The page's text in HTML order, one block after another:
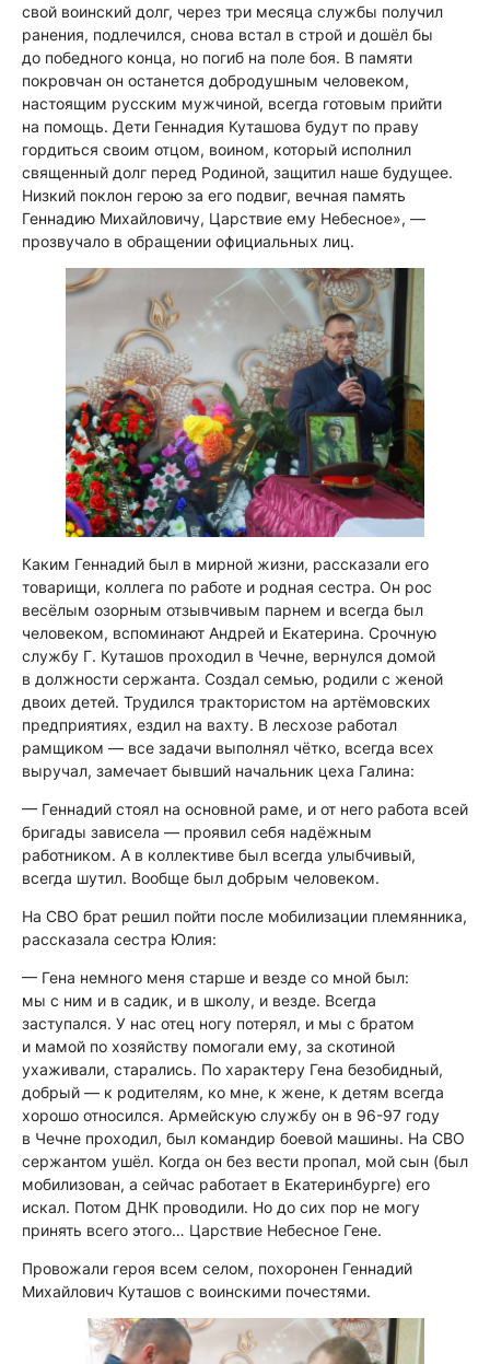
свой воинский долг, через три месяца службы получил
ранения, подлечился, снова встал в строй и дошёл бы
до победного конца, но погиб на поле боя. В памяти
покровчан он останется добродушным человеком,
настоящим русским мужчиной, всегда готовым прийти
на помощь. Дети Геннадия Куташова будут по праву
гордиться своим отцом, воином, который исполнил
священный долг перед Родиной, защитил наше будущее.
Низкий поклон герою за его подвиг, вечная память
Геннадию Михайловичу, Царствие ему Небесное», —
прозвучало в обращении официальных лиц.
Каким Геннадий был в мирной жизни, рассказали его
товарищи, коллега по работе и родная сестра. Он рос
весёлым озорным отзывчивым парнем и всегда был
человеком, вспоминают Андрей и Екатерина. Срочную
службу Г. Куташов проходил в Чечне, вернулся домой
в должности сержанта. Создал семью, родили с женой
двоих детей. Трудился трактористом на артёмовских
предприятиях, ездил на вахту. В лесхозе работал
рамщиком — все задачи выполнял чётко, всегда всех
выручал, замечает бывший начальник цеха Галина:
— Геннадий стоял на основной раме, и от него работа всей
бригады зависела — проявил себя надёжным
работником. А в коллективе был всегда улыбчивый,
всегда шутил. Вообще был добрым человеком.
На СВО брат решил пойти после мобилизации племянника,
рассказала сестра Юлия:
— Гена немного меня старше и везде со мной был:
мы с ним и в садик, и в школу, и везде. Всегда
заступался. У нас отец ногу потерял, и мы с братом
и мамой по хозяйству помогали ему, за скотиной
ухаживали, старались. По характеру Гена безобидный,
добрый — к родителям, ко мне, к жене, к детям всегда
хорошо относился. Армейскую службу он в 96-97 году
в Чечне проходил, был командир боевой машины. На СВО
сержантом ушёл. Когда он без вести пропал, мой сын (был
мобилизован, а сейчас работает в Екатеринбурге) его
искал. Потом ДНК проводили. Но до сих пор не могу
принять всего этого… Царствие Небесное Гене.
Провожали героя всем селом, похоронен Геннадий
Михайлович Куташов с воинскими почестями.